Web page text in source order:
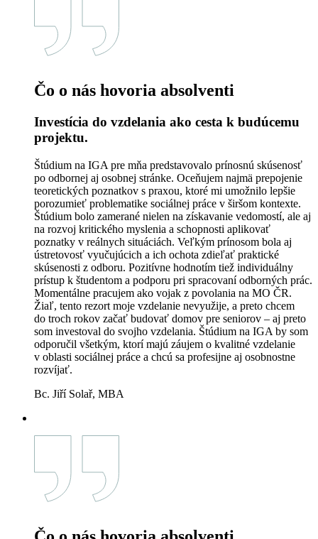
Čo o nás hovoria absolventi
Investícia do vzdelania ako cesta k budúcemu
projektu.
Štúdium na IGA pre mňa predstavovalo prínosnú skúsenosť
po odbornej aj osobnej stránke. Oceňujem najmä prepojenie
teoretických poznatkov s praxou, ktoré mi umožnilo lepšie
porozumieť problematike sociálnej práce v širšom kontexte.
Štúdium bolo zamerané nielen na získavanie vedomostí, ale aj
na rozvoj kritického myslenia a schopnosti aplikovať
poznatky v reálnych situáciách. Veľkým prínosom bola aj
ústretovosť vyučujúcich a ich ochota zdieľať praktické
skúsenosti z odboru. Pozitívne hodnotím tiež individuálny
prístup k študentom a podporu pri spracovaní odborných prác.
Momentálne pracujem ako vojak z povolania na MO ČR.
Žiaľ, tento rezort moje vzdelanie nevyužije, a preto chcem
do troch rokov začať budovať domov pre seniorov – aj preto
som investoval do svojho vzdelania. Štúdium na IGA by som
odporučil všetkým, ktorí majú záujem o kvalitné vzdelanie
v oblasti sociálnej práce a chcú sa profesijne aj osobnostne
rozvíjať.
Bc. Jiří Solař, MBA